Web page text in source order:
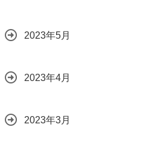
2023年5月
2023年4月
2023年3月